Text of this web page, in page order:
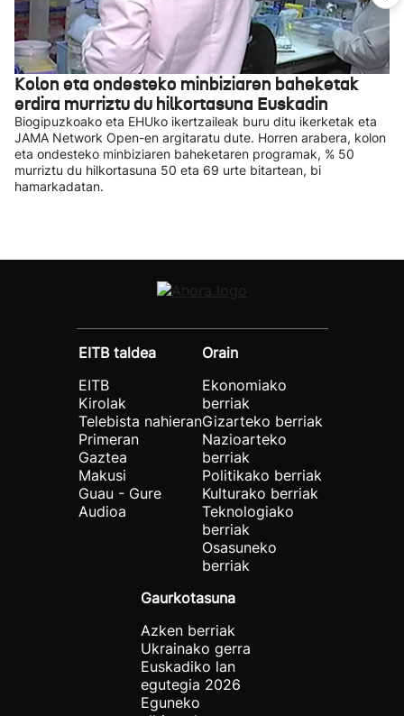
Kolon eta ondesteko minbiziaren baheketak
erdira murriztu du hilkortasuna Euskadin
Biogipuzkoako eta EHUko ikertzaileak buru ditu ikerketak eta
JAMA Network Open-en argitaratu dute. Horren arabera, kolon
eta ondesteko minbiziaren baheketaren programak, % 50
murriztu du hilkortasuna 50 eta 69 urte bitartean, bi
hamarkadatan.
EITB taldea
EITB
Kirolak
Telebista nahieran
Primeran
Gaztea
Makusi
Guau - Gure
Audioa
Orain
Ekonomiako
berriak
Gizarteko berriak
Nazioarteko
berriak
Politikako berriak
Kulturako berriak
Teknologiako
berriak
Osasuneko
berriak
Gaurkotasuna
Azken berriak
Ukrainako gerra
Euskadiko lan
egutegia 2026
Eguneko